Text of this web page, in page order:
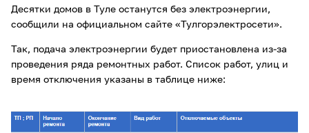
Десятки домов в Туле останутся без электроэнергии,
сообщили на официальном сайте «Тулгорэлектросети».
Так, подача электроэнергии будет приостановлена из-за
проведения ряда ремонтных работ. Список работ, улиц и
время отключения указаны в таблице ниже: